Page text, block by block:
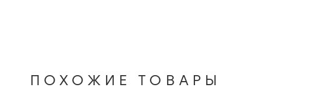
ПОХОЖИЕ ТОВАРЫ